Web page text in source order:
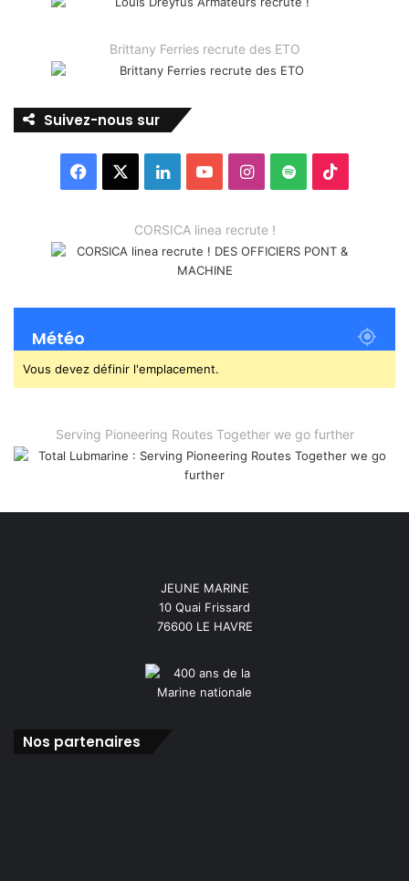
Brittany Ferries recrute des ETO
Suivez-nous sur
Facebook LinkedinYouTubeInstagram
Spotify
CORSICA linea recrute !
Météo
Vous devez définir l'emplacement.
Serving Pioneering Routes Together we go further
JEUNE MARINE
10 Quai Frissard
76600 LE HAVRE
Nos partenaires